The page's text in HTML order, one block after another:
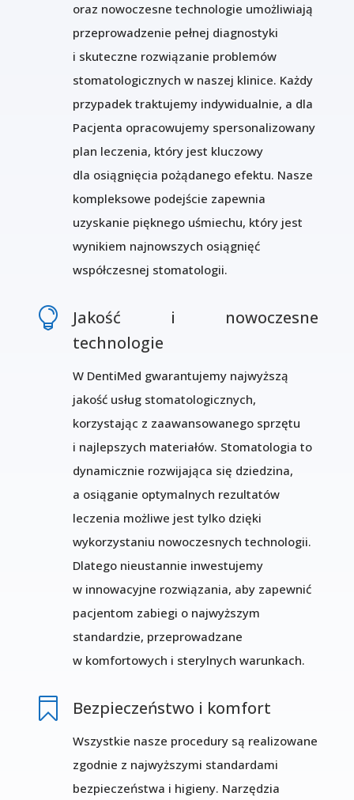
oraz nowoczesne technologie umożliwiają
przeprowadzenie pełnej diagnostyki
i skuteczne rozwiązanie problemów
stomatologicznych w naszej klinice. Każdy
przypadek traktujemy indywidualnie, a dla
Pacjenta opracowujemy spersonalizowany
plan leczenia, który jest kluczowy
dla osiągnięcia pożądanego efektu. Nasze
kompleksowe podejście zapewnia
uzyskanie pięknego uśmiechu, który jest
wynikiem najnowszych osiągnięć
współczesnej stomatologii.

Jakość i nowoczesne
technologie
W DentiMed gwarantujemy najwyższą
jakość usług stomatologicznych,
korzystając z zaawansowanego sprzętu
i najlepszych materiałów. Stomatologia to
dynamicznie rozwijająca się dziedzina,
a osiąganie optymalnych rezultatów
leczenia możliwe jest tylko dzięki
wykorzystaniu nowoczesnych technologii.
Dlatego nieustannie inwestujemy
w innowacyjne rozwiązania, aby zapewnić
pacjentom zabiegi o najwyższym
standardzie, przeprowadzane
w komfortowych i sterylnych warunkach.
 Bezpieczeństwo i komfort
Wszystkie nasze procedury są realizowane
zgodnie z najwyższymi standardami
bezpieczeństwa i higieny. Narzędzia